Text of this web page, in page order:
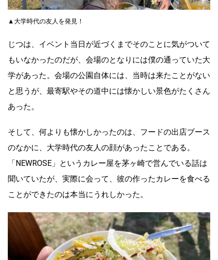
▲大学時代の友人を発見！
じつは、イベント当日が近づくまでそのことに気がついて
もいなかったのだが、会場のとなりには僕の通っていた大
学があった。会場の公園自体には、当時は来たことがない
と思うが、最寄駅やその道中には懐かしい景色がたくさん
あった。
そして、何よりも懐かしかったのは、フードの出店ブース
のなかに、大学時代の友人の顔があったことである。
「NEWROSE」というカレー屋を茅ヶ崎で営んでいる話は
聞いていたが、実際に会って、彼の作ったカレーを食べる
ことができたのは本当にうれしかった。